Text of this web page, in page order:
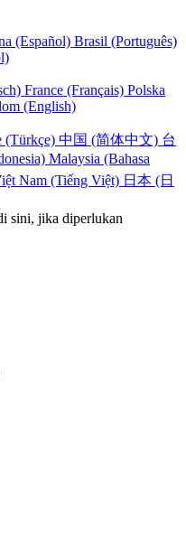
(Español) Brasil (Português)
France (Français) Polska
(English)
(Türkçe) 中国 (简体中文) 台
Malaysia (Bahasa
Nam (Tiếng Việt) 日本 (日
sini, jika diperlukan